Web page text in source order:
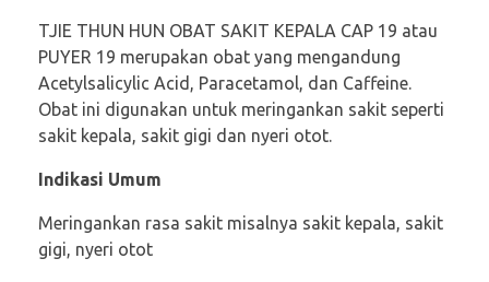
TJIE THUN HUN OBAT SAKIT KEPALA CAP 19 atau
PUYER 19 merupakan obat yang mengandung
Acetylsalicylic Acid, Paracetamol, dan Caffeine.
Obat ini digunakan untuk meringankan sakit seperti
sakit kepala, sakit gigi dan nyeri otot.
Indikasi Umum
Meringankan rasa sakit misalnya sakit kepala, sakit
gigi, nyeri otot